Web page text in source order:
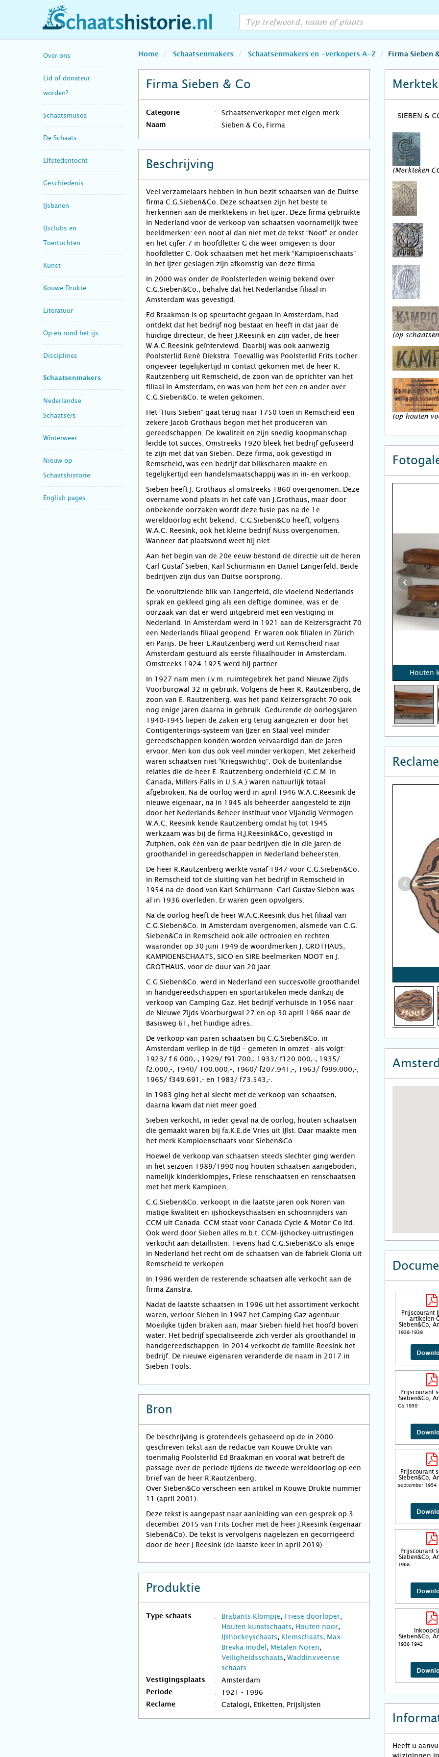
schaatshistorie.nl
Over ons
Lid of donateur
worden?
Schaatsmusea
De Schaats
Elfstedentocht
Geschiedenis
IJsbanen
IJsclubs en
Toertochten
Kunst
Kouwe Drukte
Literatuur
Op en rond het ijs
Disciplines
Schaatsenmakers
Nederlandse
Schaatsers
Winterweer
Nieuw op
Schaatshistorie
English pages
Home Schaatsenmakers Schaatsenmakers en -verkopers A-Z Firma Sieben
Firma Sieben & Co
Categorie Schaatsenverkoper met eigen merk
Naam Sieben & Co, Firma
Beschrijving
Veel verzamelaars hebben in hun bezit schaatsen van de Duitse
firma C.G.Sieben&Co. Deze schaatsen zijn het beste te
herkennen aan de merktekens in het ijzer. Deze firma gebruikte
in Nederland voor de verkoop van schaatsen voornamelijk twee
beeldmerken: een noot al dan niet met de tekst “Noot” er onder
en het cijfer 7 in hoofdletter G die weer omgeven is door
hoofdletter C. Ook schaatsen met het merk “Kampioenschaats”
in het ijzer geslagen zijn afkomstig van deze firma.
In 2000 was onder de Poolsterleden weinig bekend over
C.G.Sieben&Co., behalve dat het Nederlandse filiaal in
Amsterdam was gevestigd.
Ed Braakman is op speurtocht gegaan in Amsterdam, had
ontdekt dat het bedrijf nog bestaat en heeft in dat jaar de
huidige directeur, de heer J.Reesink en zijn vader, de heer
W.A.C.Reesink geïnterviewd. Daarbij was ook aanwezig
Poolsterlid René Diekstra. Toevallig was Poolsterlid Frits Locher
ongeveer tegelijkertijd in contact gekomen met de heer R.
Rautzenberg uit Remscheid, de zoon van de oprichter van het
filiaal in Amsterdam, en was van hem het een en ander over
C.G.Sieben&Co. te weten gekomen.
Het “Huis Sieben” gaat terug naar 1750 toen in Remscheid een
zekere Jacob Grothaus begon met het produceren van
gereedschappen. De kwaliteit en zijn snedig koopmanschap
leidde tot succes. Omstreeks 1920 bleek het bedrijf gefuseerd
te zijn met dat van Sieben. Deze firma, ook gevestigd in
Remscheid, was een bedrijf dat blikscharen maakte en
tegelijkertijd een handelsmaatschappij was in in- en verkoop.
Sieben heeft J. Grothaus al omstreeks 1860 overgenomen. Deze
overname vond plaats in het café van J.Grothaus, maar door
onbekende oorzaken wordt deze fusie pas na de 1e
wereldoorlog echt bekend. C.G.Sieben&Co heeft, volgens
W.A.C. Reesink, ook het kleine bedrijf Nuss overgenomen.
Wanneer dat plaatsvond weet hij niet.
Aan het begin van de 20e eeuw bestond de directie uit de heren
Carl Gustaf Sieben, Karl Schürmann en Daniel Langerfeld. Beide
bedrijven zijn dus van Duitse oorsprong.
De vooruitziende blik van Langerfeld, die vloeiend Nederlands
sprak en gekleed ging als een deftige dominee, was er de
oorzaak van dat er werd uitgebreid met een vestiging in
Nederland. In Amsterdam werd in 1921 aan de Keizersgracht 70
een Nederlands filiaal geopend. Er waren ook filialen in Zürich
en Parijs. De heer E.Rautzenberg werd uit Remscheid naar
Amsterdam gestuurd als eerste filiaalhouder in Amsterdam.
Omstreeks 1924-1925 werd hij partner.
In 1927 nam men i.v.m. ruimtegebrek het pand Nieuwe Zijds
Voorburgwal 32 in gebruik. Volgens de heer R. Rautzenberg, de
zoon van E. Rautzenberg, was het pand Keizersgracht 70 ook
nog enige jaren daarna in gebruik. Gedurende de oorlogsjaren
1940-1945 liepen de zaken erg terug aangezien er door het
Contigenterings-systeem van IJzer en Staal veel minder
gereedschappen konden worden vervaardigd dan de jaren
ervoor. Men kon dus ook veel minder verkopen. Met zekerheid
waren schaatsen niet “Kriegswichtig”. Ook de buitenlandse
relaties die de heer E. Rautzenberg onderhield (C.C.M. in
Canada, Millers-Falls in U.S.A.) waren natuurlijk totaal
afgebroken. Na de oorlog werd in april 1946 W.A.C.Reesink de
nieuwe eigenaar, na in 1945 als beheerder aangesteld te zijn
door het Nederlands Beheer instituut voor Vijandig Vermogen .
W.A.C. Reesink kende Rautzenberg omdat hij tot 1945
werkzaam was bij de firma H.J.Reesink&Co, gevestigd in
Zutphen, ook één van de paar bedrijven die in die jaren de
groothandel in gereedschappen in Nederland beheersten.
De heer R.Rautzenberg werkte vanaf 1947 voor C.G.Sieben&Co.
in Remscheid tot de sluiting van het bedrijf in Remscheid in
1954 na de dood van Karl Schürmann. Carl Gustav Sieben was
al in 1936 overleden. Er waren geen opvolgers.
Na de oorlog heeft de heer W.A.C.Reesink dus het filiaal van
C.G.Sieben&Co. in Amsterdam overgenomen, alsmede van C.G.
Sieben&Co in Remscheid ook alle octrooien en rechten
waaronder op 30 juni 1949 de woordmerken J. GROTHAUS,
KAMPIOENSCHAATS, SICO en SIRE beelmerken NOOT en J.
GROTHAUS, voor de duur van 20 jaar.
C.G.Sieben&Co. werd in Nederland een succesvolle groothandel
in handgereedschappen en sportartikelen mede dankzij de
verkoop van Camping Gaz. Het bedrijf verhuisde in 1956 naar
de Nieuwe Zijds Voorburgwal 27 en op 30 april 1966 naar de
Basisweg 61, het huidige adres.
De verkoop van paren schaatsen bij C.G.Sieben&Co. in
Amsterdam verliep in de tijd – gemeten in omzet - als volgt:
1923/ f 6.000,-, 1929/ f91.700,, 1933/ f120.000,-, 1935/
f2.000,-, 1940/ 100.000,-, 1960/ f207.941,-, 1963/ f999.000,-,
1965/ f349.691,- en 1983/ f73.543,-.
In 1983 ging het al slecht met de verkoop van schaatsen,
daarna kwam dat niet meer goed.
Sieben verkocht, in ieder geval na de oorlog, houten schaatsen
die gemaakt waren bij fa.K.E.de Vries uit IJlst. Daar maakte men
het merk Kampioenschaats voor Sieben&Co.
Hoewel de verkoop van schaatsen steeds slechter ging werden
in het seizoen 1989/1990 nog houten schaatsen aangeboden;
namelijk kinderklompjes, Friese renschaatsen en renschaatsen
met het merk Kampioen.
C.G.Sieben&Co. verkoopt in die laatste jaren ook Noren van
matige kwaliteit en ijshockeyschaatsen en schoonrijders van
CCM uit Canada. CCM staat voor Canada Cycle & Motor Co ltd.
Ook werd door Sieben alles m.b.t. CCM-ijshockey-uitrustingen
verkocht aan detaillisten. Tevens had C.G.Sieben&Co als enige
in Nederland het recht om de schaatsen van de fabriek Gloria uit
Remscheid te verkopen.
In 1996 werden de resterende schaatsen alle verkocht aan de
firma Zanstra.
Nadat de laatste schaatsen in 1996 uit het assortiment verkocht
waren, verloor Sieben in 1997 het Camping Gaz agentuur.
Moeilijke tijden braken aan, maar Sieben hield het hoofd boven
water. Het bedrijf specialiseerde zich verder als groothandel in
handgereedschappen. In 2014 verkocht de familie Reesink het
bedrijf. De nieuwe eigenaren veranderde de naam in 2017 in
Sieben Tools.
Bron
De beschrijving is grotendeels gebaseerd op de in 2000
geschreven tekst aan de redactie van Kouwe Drukte van
toenmalig Poolsterlid Ed Braakman en vooral wat betreft de
passage over de periode tijdens de tweede wereldoorlog op een
brief van de heer R.Rautzenberg.
Over Sieben&Co verscheen een artikel in Kouwe Drukte nummer
11 (april 2001).
Deze tekst is aangepast naar aanleiding van een gesprek op 3
december 2015 van Frits Locher met de heer J.Reesink (eigenaar
Sieben&Co). De tekst is vervolgens nagelezen en gecorrigeerd
door de heer J.Reesink (de laatste keer in april 2019)
Produktie
Type schaats Brabants Klompje, Friese doorloper,
Houten kunstschaats, Houten noor,
IJshockeyschaats, Klemschaats, Max-
Brevka model , Metalen Noren,
Veiligheidsschaats, Waddinxveense
schaats
Vestigingsplaats Amsterdam
Periode 1921 - 1996
Reclame Catalogi, Etiketten, Prijslijsten
(Merkteken
(op
(op houten
Houten
Prijscourant
artikelen
Sieben&Co,
1938-1939
Prijscourant
Sieben&Co,
Ca.1950
Prijscourant
Sieben&Co,
september 1954
Prijscourant
Sieben&Co,
1968
Sieben&Co,
1938-1942
Heeft u